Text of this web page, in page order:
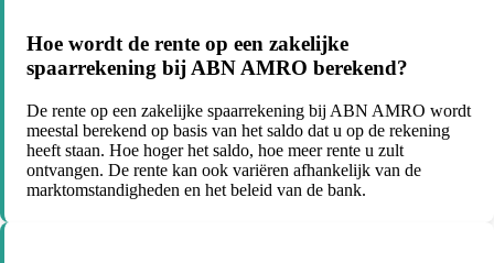
Hoe wordt de rente op een zakelijke
spaarrekening bij ABN AMRO berekend?
De rente op een zakelijke spaarrekening bij ABN AMRO wordt
meestal berekend op basis van het saldo dat u op de rekening
heeft staan. Hoe hoger het saldo, hoe meer rente u zult
ontvangen. De rente kan ook variëren afhankelijk van de
marktomstandigheden en het beleid van de bank.